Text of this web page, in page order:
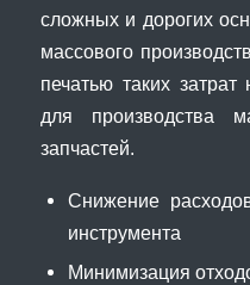
сложных и дорогих
массового
печатью таких
для производства
запчастей.
Снижение
инструмента
Минимизация